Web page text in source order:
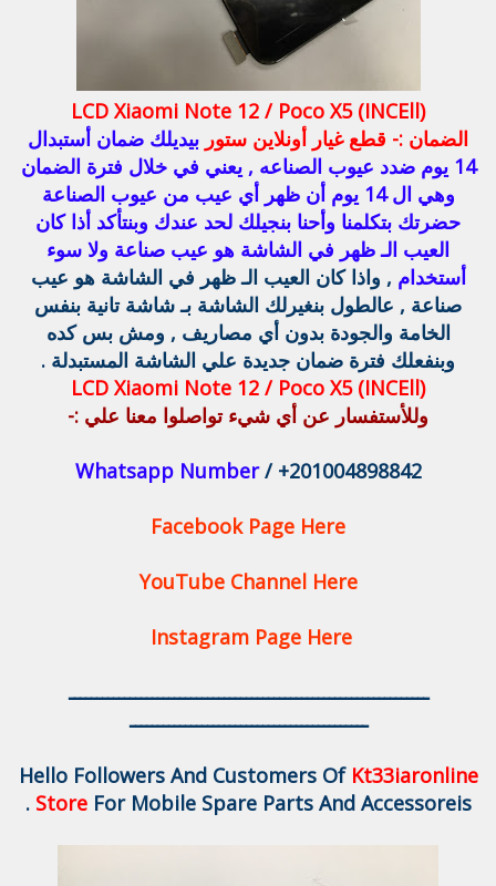
LCD Xiaomi Note 12 / Poco X5 (INCEll)
الضمان :- قطع غيار أونلاين ستور بيديلك ضمان أستبدال
14 يوم ضدد عيوب الصناعه , يعني في خلال فترة الضمان
وهي ال 14 يوم أن ظهر أي عيب من عيوب الصناعة
حضرتك بتكلمنا وأحنا بنجيلك لحد عندك وبنتأكد أذا كان
العيب الـ ظهر في الشاشة هو عيب صناعة ولا سوء
أستخدام , واذا كان العيب الـ ظهر في الشاشة هو عيب
صناعة , عالطول بنغيرلك الشاشة بـ شاشة تانية بنفس
الخامة والجودة بدون أي مصاريف , ومش بس كده
وبنفعلك فترة ضمان جديدة علي الشاشة المستبدلة .
LCD Xiaomi Note 12 / Poco X5 (INCEll)
وللأستفسار عن أي شيء تواصلوا معنا علي :-
Whatsapp Number/ +201004898842
Facebook Page Here
YouTube Channel Here
Instagram Page Here
ـــــــــــــــــــــــــــــــــــــــــــــــــــــــــــــــــ
ـــــــــــــــــــــــــــــــــــــــــــ
Hello Followers And Customers Of Kt33iaronline
StoreFor Mobile Spare Parts And Accessoreis .